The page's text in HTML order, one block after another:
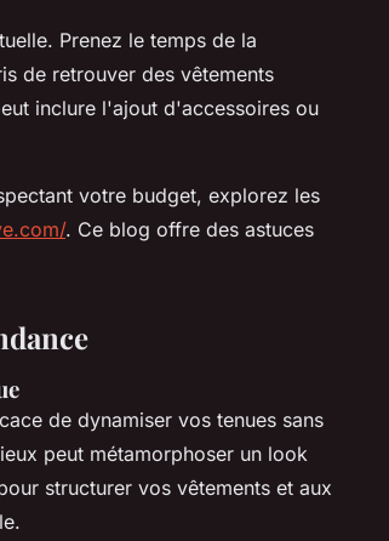
Prenez le temps de la
de retrouver des vêtements
inclure l'ajout d'accessoires ou
votre budget, explorez les
. Ce blog offre des astuces
de dynamiser vos tenues sans
peut métamorphoser un look
structurer vos vêtements et aux